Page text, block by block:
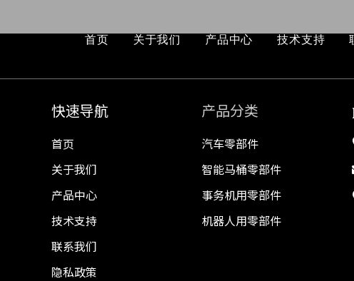
首页 关于我们 产品中心 技术支持
快速导航
首页
关于我们
产品中心
技术支持
联系我们
隐私政策
产品分类
汽车零部件
智能马桶零部件
事务机用零部件
机器人用零部件